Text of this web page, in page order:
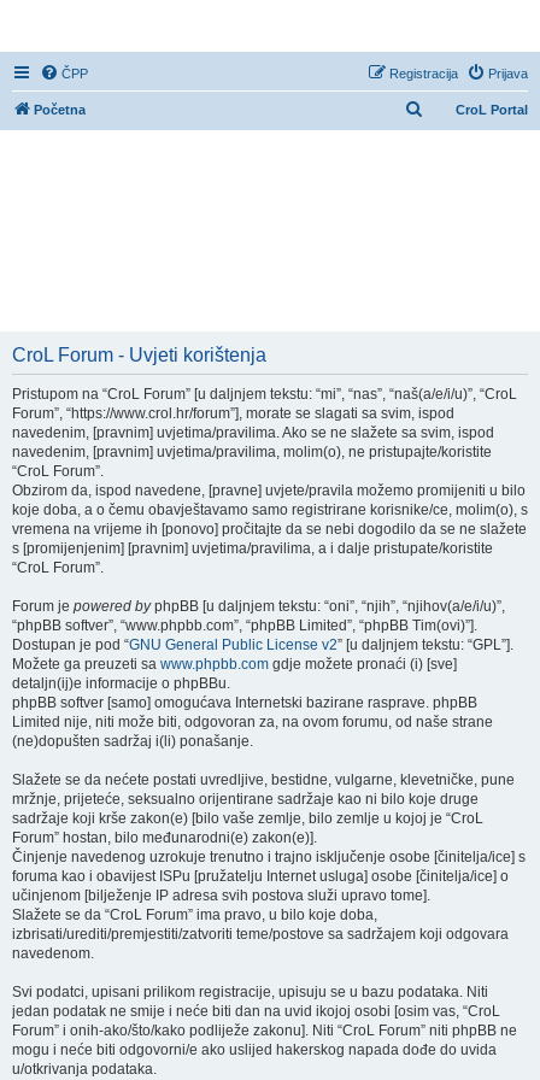
ČPP Prijava
Registracija
CroL Portal
Početna
CroL Forum - Uvjeti korištenja
Pristupom na “CroL Forum” [u daljnjem tekstu: “mi”, “nas”, “naš(a/e/i/u)”, “CroL
Forum”, “https://www.crol.hr/forum”], morate se slagati sa svim, ispod
navedenim, [pravnim] uvjetima/pravilima. Ako se ne slažete sa svim, ispod
navedenim, [pravnim] uvjetima/pravilima, molim(o), ne pristupajte/koristite
“CroL Forum”.
Obzirom da, ispod navedene, [pravne] uvjete/pravila možemo promijeniti u bilo
koje doba, a o čemu obavještavamo samo registrirane korisnike/ce, molim(o), s
vremena na vrijeme ih [ponovo] pročitajte da se nebi dogodilo da se ne slažete
s [promijenjenim] [pravnim] uvjetima/pravilima, a i dalje pristupate/koristite
“CroL Forum”.
Forum je powered byphpBB [u daljnjem tekstu: “oni”, “njih”, “njihov(a/e/i/u)”,
“phpBB softver”, “www.phpbb.com”, “phpBB Limited”, “phpBB Tim(ovi)”].
Dostupan je pod “GNU General Public License v2” [u daljnjem tekstu: “GPL”].
Možete ga preuzeti sa www.phpbb.com gdje možete pronaći (i) [sve]
detaljn(ij)e informacije o phpBBu.
phpBB softver [samo] omogućava Internetski bazirane rasprave. phpBB
Limited nije, niti može biti, odgovoran za, na ovom forumu, od naše strane
(ne)dopušten sadržaj i(li) ponašanje.
Slažete se da nećete postati uvredljive, bestidne, vulgarne, klevetničke, pune
mržnje, prijeteće, seksualno orijentirane sadržaje kao ni bilo koje druge
sadržaje koji krše zakon(e) [bilo vaše zemlje, bilo zemlje u kojoj je “CroL
Forum” hostan, bilo međunarodni(e) zakon(e)].
Činjenje navedenog uzrokuje trenutno i trajno isključenje osobe [činitelja/ice] s
foruma kao i obavijest ISPu [pružatelju Internet usluga] osobe [činitelja/ice] o
učinjenom [bilježenje IP adresa svih postova služi upravo tome].
Slažete se da “CroL Forum” ima pravo, u bilo koje doba,
izbrisati/urediti/premjestiti/zatvoriti teme/postove sa sadržajem koji odgovara
navedenom.
Svi podatci, upisani prilikom registracije, upisuju se u bazu podataka. Niti
jedan podatak ne smije i neće biti dan na uvid ikojoj osobi [osim vas, “CroL
Forum” i onih-ako/što/kako podliježe zakonu]. Niti “CroL Forum” niti phpBB ne
mogu i neće biti odgovorni/e ako uslijed hakerskog napada dođe do uvida
u/otkrivanja podataka.